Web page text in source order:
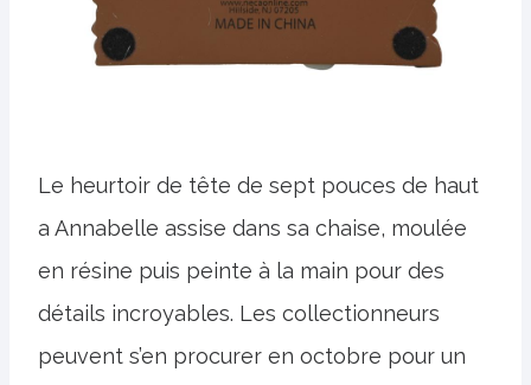
Le heurtoir de tête de sept pouces de haut
a Annabelle assise dans sa chaise, moulée
en résine puis peinte à la main pour des
détails incroyables. Les collectionneurs
peuvent s’en procurer en octobre pour un